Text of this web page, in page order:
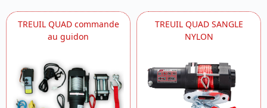
TREUIL QUAD commande
au guidon
TREUIL QUAD SANGLE
NYLON